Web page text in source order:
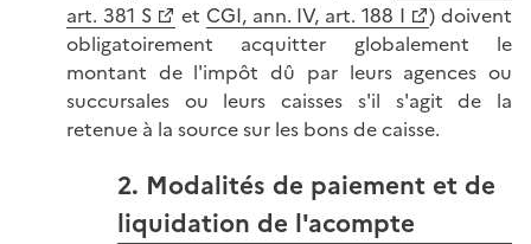
art. 381 S
et CGI, ann. IV, art. 188 I
) doivent
obligatoirement acquitter globalement le
montant de l'impôt dû par leurs agences ou
succursales ou leurs caisses s'il s'agit de la
retenue à la source sur les bons de caisse.
2. Modalités de paiement et de
liquidation de l'acompte